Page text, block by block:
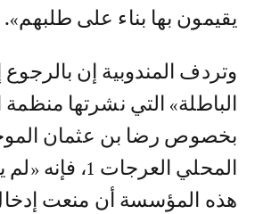
يقيمون بها بناء على طلبهم».
وتردف المندوبية إن بالرجوع
الباطلة» التي نشرتها منظمة
بخصوص رضا بن عثمان
المحلي العرجات
هذه المؤسسة أن منعت